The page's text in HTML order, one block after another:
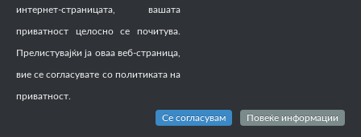
интернет-страницата, вашата
приватност целосно се почитува.
Прелистувајќи ја оваа веб-страница,
вие се согласувате со политиката на
приватност.
Се согласувам Повеќе информации